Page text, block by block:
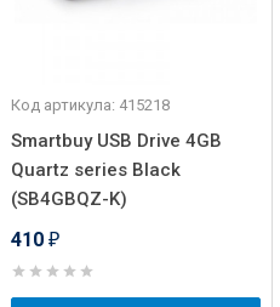
Код артикула: 415218
Smartbuy USB Drive 4GB
Quartz series Black
(SB4GBQZ-K)
410 ₽